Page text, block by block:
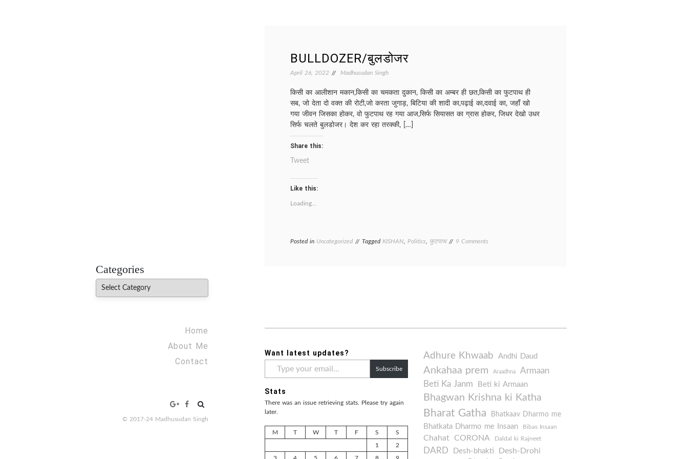
Categories
Categories
Home
About Me
Contact
Search
© 2017-24 Madhusudan Singh
BULLDOZER/बुलडोजर
April 26, 2022 Madhusudan Singh
किसी का आलीशान मकान,किसी का चमकता दुकान, किसी का अम्बर ही छत,किसी का फुटपाथ ही
सब, जो देता दो वक्त की रोटी,जो करता जुगाड़, बिटिया की शादी का,पढ़ाई का,दवाई का, जहाँ खो
गया जीवन जिसका होकर, वो फुटपाथ रह गया आज,सिर्फ सियासत का ग्रास होकर, जिधर देखो उधर
सिर्फ चलते बुलडोजर। देश कर रहा तरक्की, […]
Share this:
Tweet
Like this:
Loading...
Posted in Uncategorized Tagged KISHAN Politics फुटपाथ 9 Comments
Want latest updates?
Subscribe
Stats
There was an issue retrieving stats. Please try again
later.
M T W T F S S
1 2
Adhure Khwaab Andhi Daud
Ankahaa prem Araadhna
Armaan
Beti Ka Janm
Beti ki Armaan
Bhagwan Krishna ki Katha
Bharat Gatha Bhatkaav Dharmo me
Bhatkata Dharmo me Insaan Bibas Insaan
Chahat CORONA Daldal ki Rajneet
DARD Desh-bhakti Desh-Drohi